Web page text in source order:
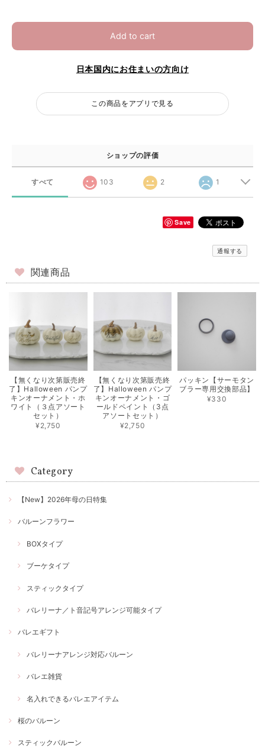
Add to cart
日本国内にお住まいの方向け
この商品をアプリで見る
ショップの評価
すべて 103 2 1
Save
通報する
関連商品
【無くなり次第販売終
了】Halloween パンプ
キンオーナメント・ホ
ワイト（３点アソート
セット）
¥2,750
【無くなり次第販売終
了】Halloween パンプ
キンオーナメント・ゴ
ールドペイント（3点
アソートセット）
¥2,750
パッキン【サーモタン
ブラー専用交換部品】
¥330
Category
【New】2026年母の日特集
バルーンフラワー
BOXタイプ
ブーケタイプ
スティックタイプ
バレリーナ／ト音記号アレンジ可能タイプ
バレエギフト
バレリーナアレンジ対応バルーン
バレエ雑貨
名入れできるバレエアイテム
桜のバルーン
スティックバルーン